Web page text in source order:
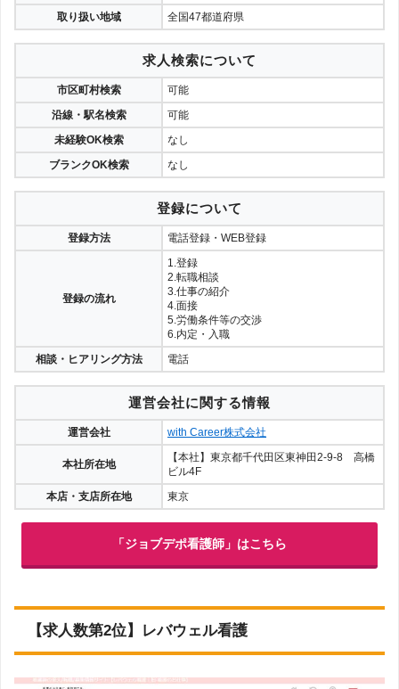
取り扱い地域
全国47都道府県
求人検索について
市区町村検索
可能
沿線・駅名検索
可能
未経験OK検索
なし
ブランクOK検索
なし
登録について
登録方法 電話登録・WEB登録
登録の流れ
1.登録
2.転職相談
3.仕事の紹介
4.面接
5.労働条件等の交渉
6.内定・入職
相談・ヒアリング方法
電話
運営会社に関する情報
運営会社 with Career株式会社
本社所在地
【本社】東京都千代田区東神田2-9-8 高橋
ビル4F
本店・支店所在地
東京
「ジョブデポ看護師」はこちら
【求人数第2位】レバウェル看護